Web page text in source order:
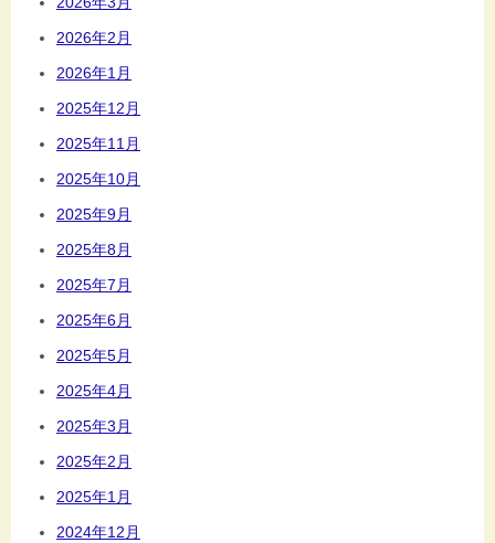
2026年2月
2026年1月
2025年12月
2025年11月
2025年10月
2025年9月
2025年8月
2025年7月
2025年6月
2025年5月
2025年4月
2025年3月
2025年2月
2025年1月
2024年12月